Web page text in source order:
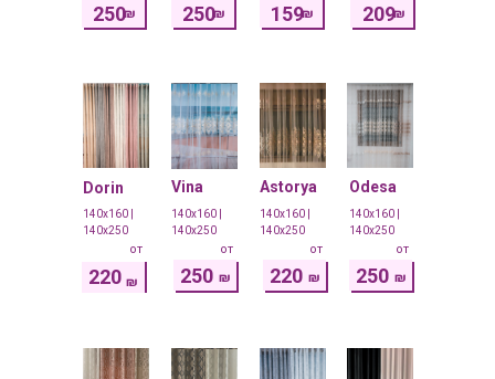
250₪ 159₪ 209₪
250₪
250 ₪ 220 ₪ 250 ₪
Dorin Vina Astorya Odesa
140x160 |
140x250
140x160 |
140x250
140x160 |
140x250
140x160 |
140x250
220 ₪
от от от от